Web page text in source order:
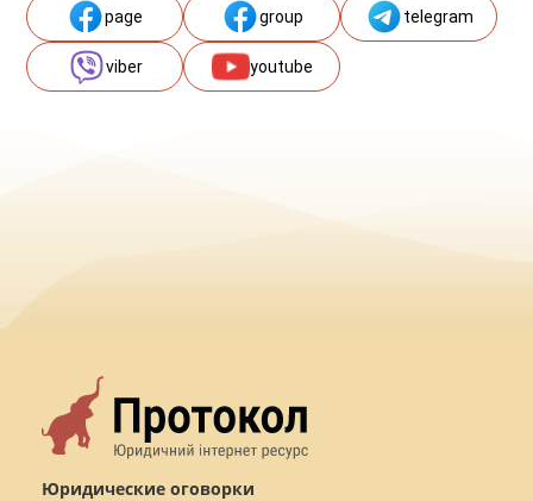
page group telegram
viber youtube
Юридические оговорки